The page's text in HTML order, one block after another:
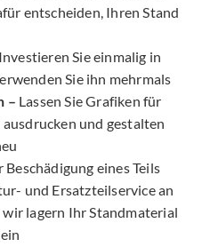
entscheiden, Ihren Stand
Investieren Sie einmalig in
Sie ihn mehrmals
– Lassen Sie Grafiken für
und gestalten
Beschädigung eines Teils
und Ersatzteilservice an
wir lagern Ihr Standmaterial